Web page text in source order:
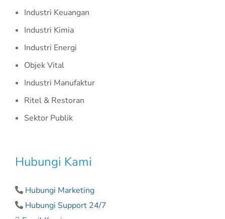
Industri Keuangan
Industri Kimia
Industri Energi
Objek Vital
Industri Manufaktur
Ritel & Restoran
Sektor Publik
Hubungi Kami
Hubungi Marketing
Hubungi Support 24/7